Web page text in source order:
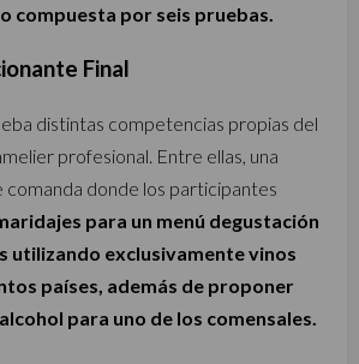
compuesta por seis pruebas.
Final
distintas competencias propias del
profesional. Entre ellas, una
comanda donde los participantes
para un menú degustación
utilizando exclusivamente vinos
países, además de proponer
para uno de los comensales.